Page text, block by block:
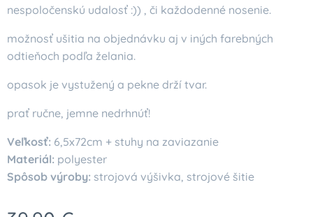
nespoločenskú udalosť :)) , či každodenné nosenie.
možnosť ušitia na objednávku aj v iných farebných
odtieňoch podľa želania.
opasok je vystužený a pekne drží tvar.
prať ručne, jemne nedrhnúť!
Veľkosť: 6,5x72cm + stuhy na zaviazanie
Materiál: polyester
Spôsob výroby: strojová výšivka, strojové šitie